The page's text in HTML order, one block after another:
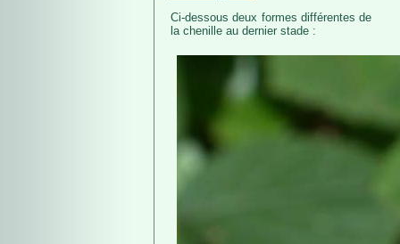
Ci-dessous deux formes différentes de
la chenille au dernier stade :